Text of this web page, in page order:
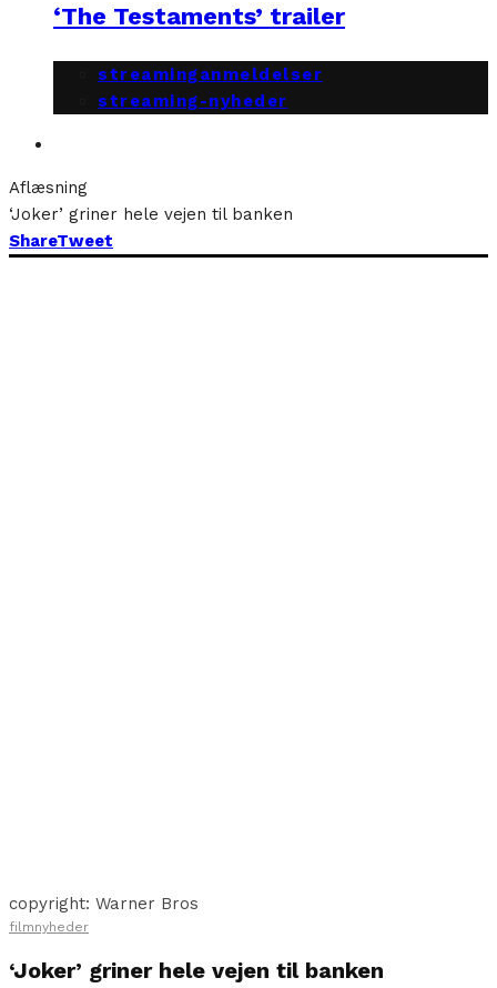
‘The Testaments’ trailer
streaminganmeldelser
streaming-nyheder
Aflæsning
‘Joker’ griner hele vejen til banken
ShareTweet
copyright: Warner Bros
filmnyheder
‘Joker’ griner hele vejen til banken